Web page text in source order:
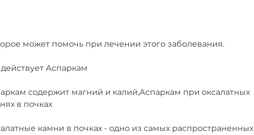
может помочь при лечении этого заболевания.
действует Аспаркам
содержит магний и калий,Аспаркам при оксалатных
в почках
камни в почках - одно из самых распространенных